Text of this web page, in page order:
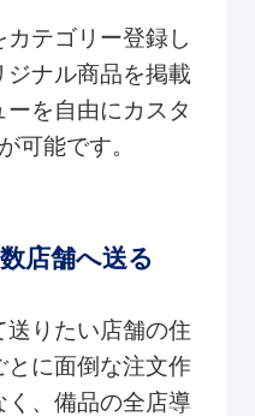
テゴリー登録し
ナル商品を掲載
を自由にカスタ
可能です。
店舗へ送る
りたい店舗の住
とに面倒な注文作
、備品の全店導